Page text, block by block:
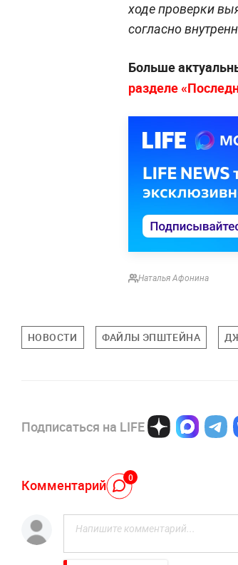
ходе проверки
согласно
Больше
разделе
Наталья Афонина
НОВОСТИ ФАЙЛЫ ЭПШТЕЙНА
Подписаться на LIFE
Комментарий 0